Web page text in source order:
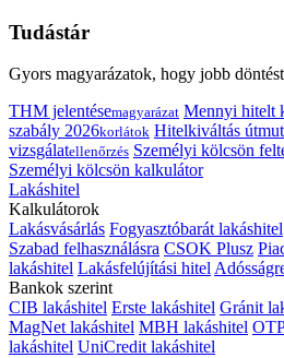
Tudástár
Gyors magyarázatok, hogy jobb
THM jelentésemagyarázat Mennyi hitelt
szabály 2026korlátok Hitelkiváltás
vizsgálatellenőrzés Személyi kölcsön
Személyi kölcsön kalkulátor
Lakáshitel
Kalkulátorok
Lakásvásárlás Fogyasztóbarát lakáshitel
Szabad felhasználásra CSOK Plusz
lakáshitel Lakásfelújítási hitel
Bankok szerint
CIB lakáshitel Erste lakáshitel Gránit
MagNet lakáshitel MBH lakáshitel
lakáshitel UniCredit lakáshitel